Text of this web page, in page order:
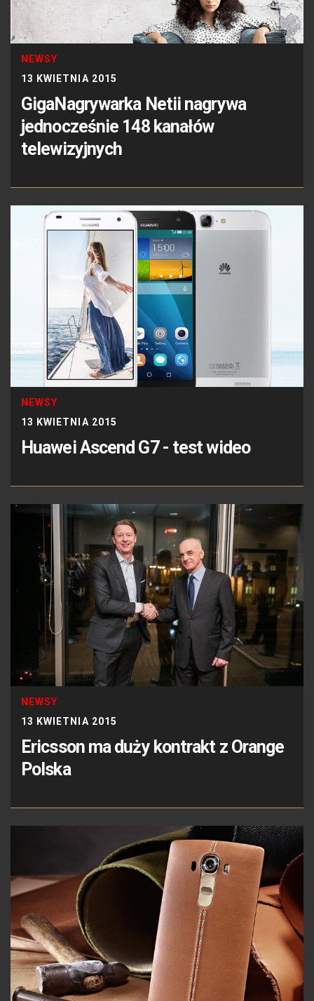
NEWSY
13 KWIETNIA 2015
GigaNagrywarka Netii nagrywa
jednocześnie 148 kanałów
telewizyjnych
NEWSY
13 KWIETNIA 2015
Huawei Ascend G7 - test wideo
NEWSY
13 KWIETNIA 2015
Ericsson ma duży kontrakt z Orange
Polska